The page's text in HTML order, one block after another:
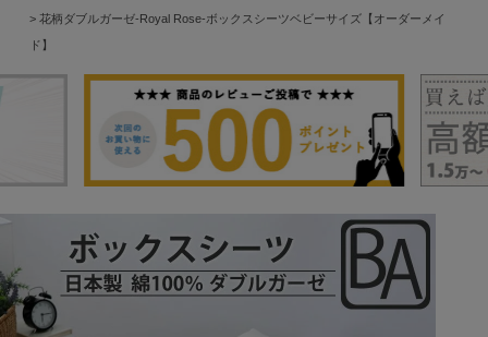
花柄ダブルガーゼ-Royal Rose-ボックスシーツベビーサイズ【オーダーメイ
ド】